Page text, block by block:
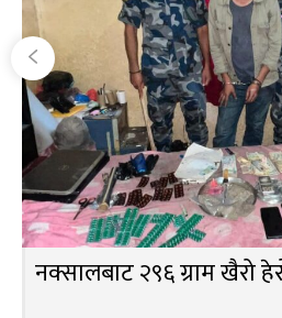
नक्सालबाट २९६ ग्राम खैरो